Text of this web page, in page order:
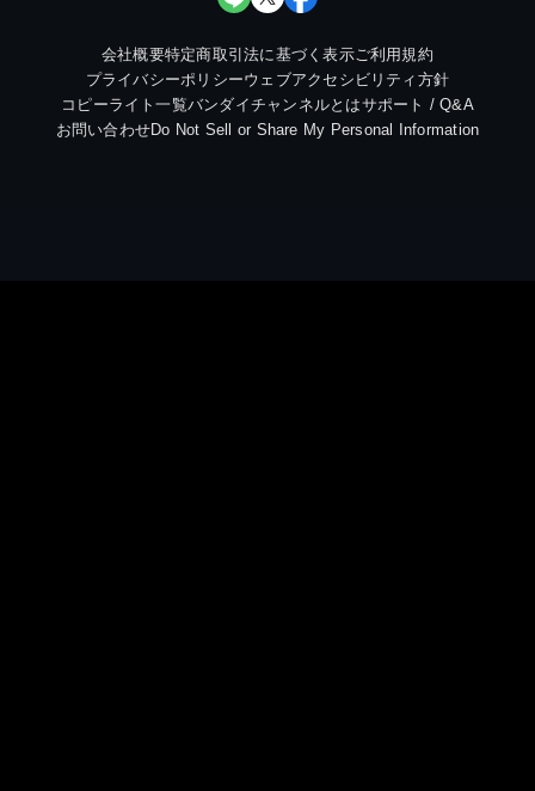
会社概要特定商取引法に基づく表示ご利用規約
プライバシーポリシーウェブアクセシビリティ方針
コピーライト一覧バンダイチャンネルとはサポート / Q&A
お問い合わせDo Not Sell or Share My Personal Information